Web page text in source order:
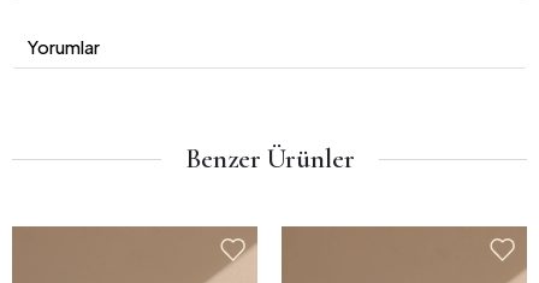
Yorumlar
Benzer Ürünler